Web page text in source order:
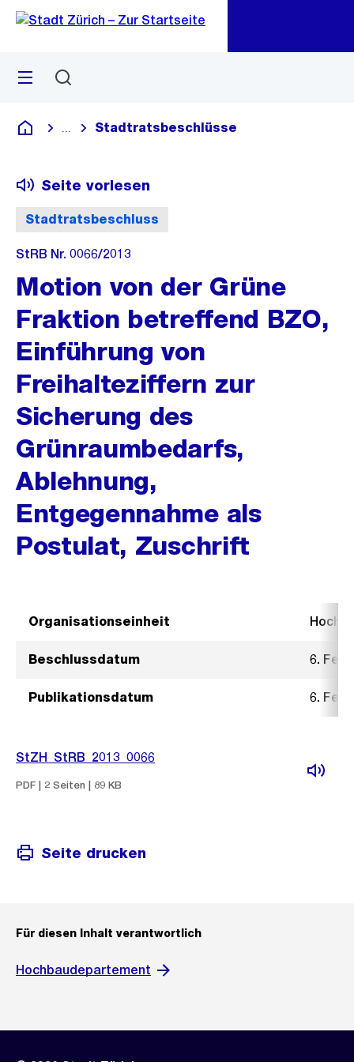
Navigation
Sprunglink
Menü
Deutsch
Blende alle Breadcrumbs ein
Stadtratsbeschlüsse
Stadtratsbeschluss
Seite vorlesen
StRB Nr. 0066/2013
Motion von der Grüne
Fraktion betreffend BZO,
Einführung von
Freihalteziffern zur
Sicherung des
Grünraumbedarfs,
Ablehnung,
Entgegennahme als
Postulat, Zuschrift
Organisationseinheit
Beschlussdatum 6.
Publikationsdatum 6.
StZH_StRB_2013_0066
PDF | 2 Seiten | 89 KB
Seite drucken
Für diesen Inhalt verantwortlich
Hochbaudepartement